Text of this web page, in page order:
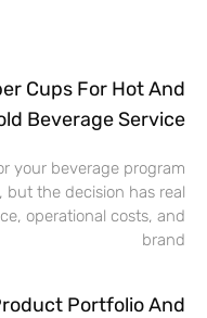
Cups For Hot And
Beverage Service
your beverage program
the decision has real
operational costs, and
brand
Portfolio And